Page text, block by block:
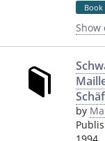
Book
Show
by